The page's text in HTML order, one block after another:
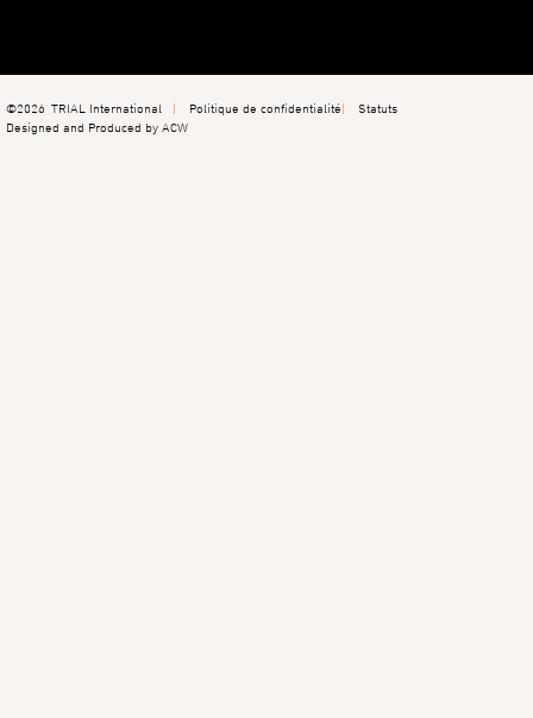
©2026 TRIAL International Politique de confidentialité
Statuts
Designed and Produced by ACW